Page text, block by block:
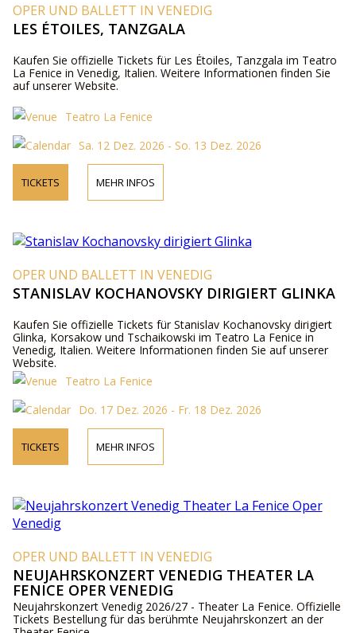
OPER UND BALLETT IN VENEDIG
LES ÉTOILES, TANZGALA
Kaufen Sie offizielle Tickets für Les Étoiles, Tanzgala im Teatro
La Fenice in Venedig, Italien. Weitere Informationen finden Sie
auf unserer Website.
Teatro La Fenice
Sa. 12 Dez. 2026 - So. 13 Dez. 2026
TICKETS MEHR INFOS
OPER UND BALLETT IN VENEDIG
STANISLAV KOCHANOVSKY DIRIGIERT GLINKA
Kaufen Sie offizielle Tickets für Stanislav Kochanovsky dirigiert
Glinka, Korsakow und Tschaikowski im Teatro La Fenice in
Venedig, Italien. Weitere Informationen finden Sie auf unserer
Website.
Teatro La Fenice
Do. 17 Dez. 2026 - Fr. 18 Dez. 2026
TICKETS MEHR INFOS
OPER UND BALLETT IN VENEDIG
NEUJAHRSKONZERT VENEDIG THEATER LA
FENICE OPER VENEDIG
Neujahrskonzert Venedig 2026/27 - Theater La Fenice. Offizielle
Tickets Bestellung für das berühmte Neujahrskonzert an der